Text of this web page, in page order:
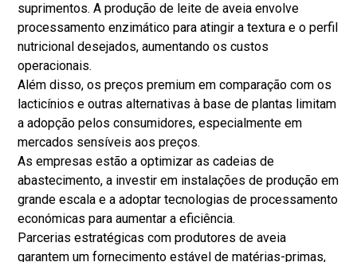
suprimentos. A produção de leite de aveia envolve
processamento enzimático para atingir a textura e o perfil
nutricional desejados, aumentando os custos
operacionais.
Além disso, os preços premium em comparação com os
lacticínios e outras alternativas à base de plantas limitam
a adopção pelos consumidores, especialmente em
mercados sensíveis aos preços.
As empresas estão a optimizar as cadeias de
abastecimento, a investir em instalações de produção em
grande escala e a adoptar tecnologias de processamento
económicas para aumentar a eficiência.
Parcerias estratégicas com produtores de aveia
garantem um fornecimento estável de matérias-primas,